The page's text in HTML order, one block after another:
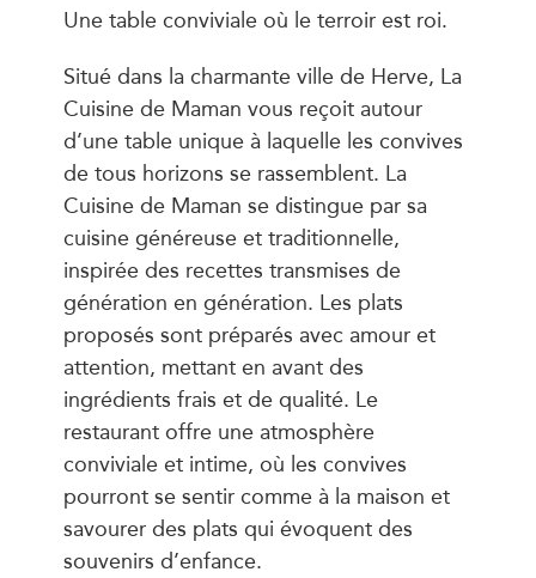
Une table conviviale où le terroir est roi.
Situé dans la charmante ville de Herve, La
Cuisine de Maman vous reçoit autour
d’une table unique à laquelle les convives
de tous horizons se rassemblent. La
Cuisine de Maman se distingue par sa
cuisine généreuse et traditionnelle,
inspirée des recettes transmises de
génération en génération. Les plats
proposés sont préparés avec amour et
attention, mettant en avant des
ingrédients frais et de qualité. Le
restaurant offre une atmosphère
conviviale et intime, où les convives
pourront se sentir comme à la maison et
savourer des plats qui évoquent des
souvenirs d’enfance.